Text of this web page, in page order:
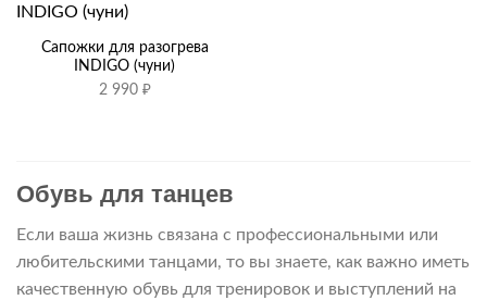
Сапожки для разогрева
INDIGO (чуни)
2 990 ₽
Обувь для танцев
Если ваша жизнь связана с профессиональными или
любительскими танцами, то вы знаете, как важно иметь
качественную обувь для тренировок и выступлений на